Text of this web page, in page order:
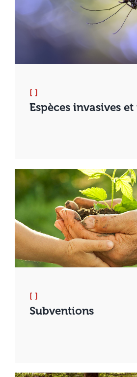
[ ]
Espèces invasives
[ ]
Subventions